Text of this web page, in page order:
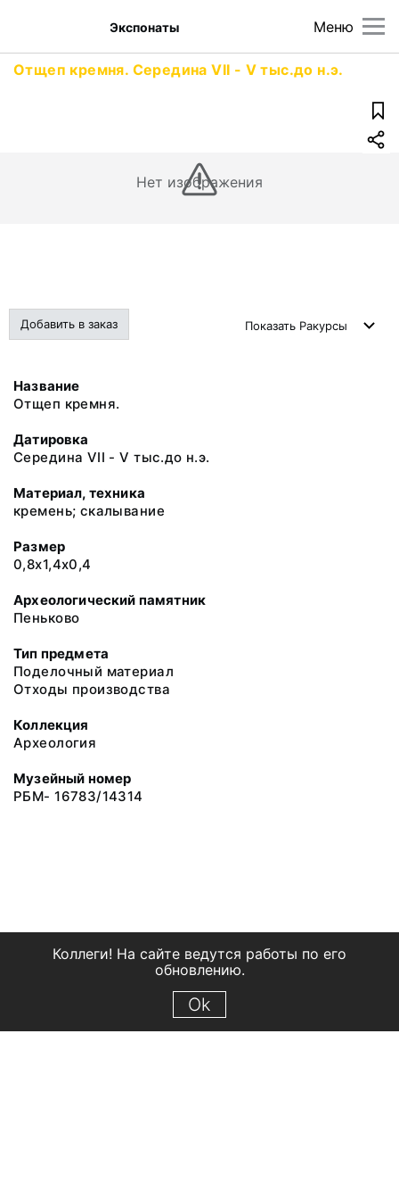
Меню
Экспонаты
Отщеп кремня. Середина VII - V тыс.до н.э.
Нет изображения
Добавить в заказ Показать Ракурсы
Название
Отщеп кремня.
Датировка
Середина VII - V тыс.до н.э.
Материал, техника
кремень; скалывание
Размер
0,8х1,4х0,4
Археологический памятник
Пеньково
Тип предмета
Поделочный материал
Отходы производства
Коллекция
Археология
Музейный номер
РБМ- 16783/14314
Коллеги! На сайте ведутся работы по его
обновлению.
Ok